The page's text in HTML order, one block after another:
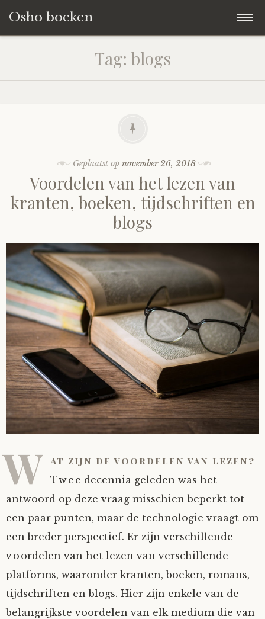
Osho boeken
inhoud
Tag: blogs
Geplaatst opnovember 26, 2018
Voordelen van het lezen van
kranten, boeken, tijdschriften en
blogs
W at zijn de voordelen van lezen?
Twee decennia geleden was het
antwoord op deze vraag misschien beperkt tot
een paar punten, maar de technologie vraagt om
een breder perspectief. Er zijn verschillende
voordelen van het lezen van verschillende
platforms, waaronder kranten, boeken, romans,
tijdschriften en blogs. Hier zijn enkele van de
belangrijkste voordelen van elk medium die van